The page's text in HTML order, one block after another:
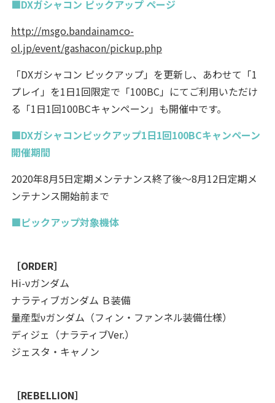
■DXガシャコン ピックアップ ページ
http://msgo.bandainamco-
ol.jp/event/gashacon/pickup.php
「DXガシャコン ピックアップ」を更新し、あわせて「1
プレイ」を1日1回限定で「100BC」にてご利用いただけ
る「1日1回100BCキャンペーン」も開催中です。
■DXガシャコンピックアップ1日1回100BCキャンペーン
開催期間
2020年8月5日定期メンテナンス終了後～8月12日定期メ
ンテナンス開始前まで
■ピックアップ対象機体
［ORDER］
Hi-νガンダム
ナラティブガンダム Ｂ装備
量産型νガンダム（フィン・ファンネル装備仕様）
ディジェ（ナラティブVer.）
ジェスタ・キャノン
［REBELLION］